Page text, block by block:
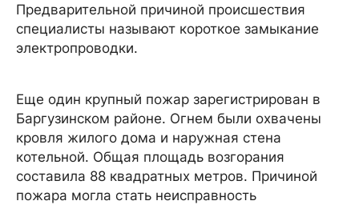
Предварительной причиной происшествия
специалисты называют короткое замыкание
электропроводки.
Еще один крупный пожар зарегистрирован в
Баргузинском районе. Огнем были охвачены
кровля жилого дома и наружная стена
котельной. Общая площадь возгорания
составила 88 квадратных метров. Причиной
пожара могла стать неисправность